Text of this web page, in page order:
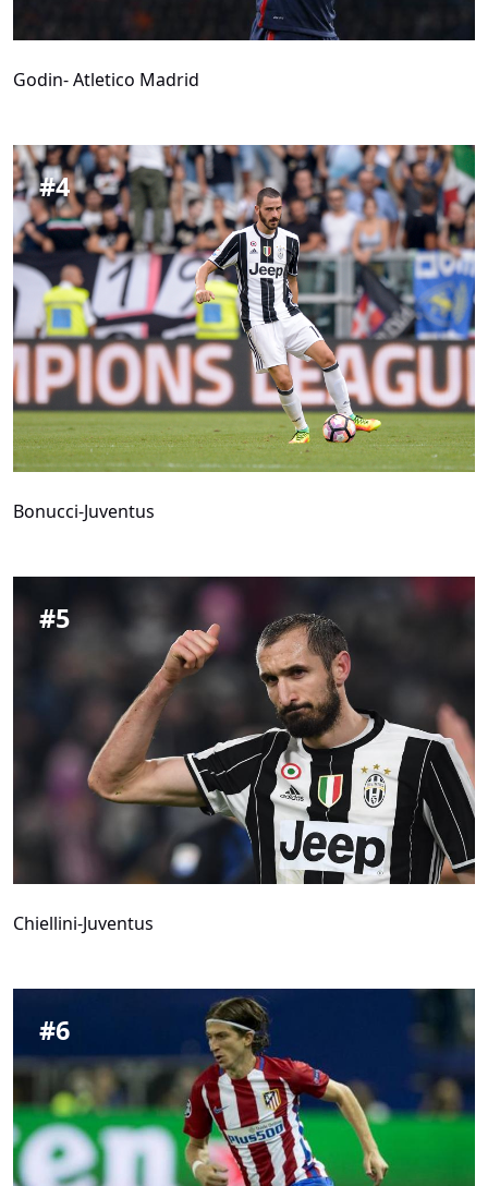
Godin- Atletico Madrid
#4
Bonucci-Juventus
#5
Chiellini-Juventus
#6